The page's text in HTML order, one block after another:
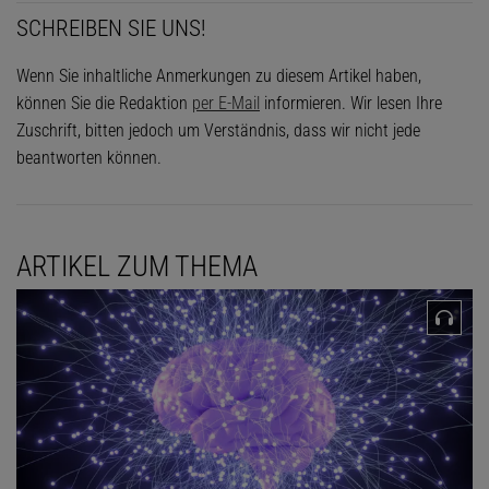
SCHREIBEN SIE UNS!
Wenn Sie inhaltliche Anmerkungen zu diesem Artikel haben,
können Sie die Redaktion per E-Mail informieren. Wir lesen Ihre
Zuschrift, bitten jedoch um Verständnis, dass wir nicht jede
beantworten können.
ARTIKEL ZUM THEMA